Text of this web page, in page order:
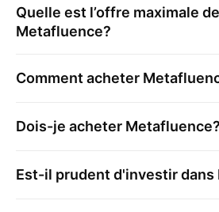
Quelle est l’offre maximale de
Metafluence?
Comment acheter
Dois-je acheter Metafluence?
Est-il prudent d'investir dans